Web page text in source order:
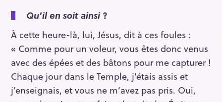
Qu’il en soit ainsi?
À cette heure-là, lui, Jésus, dit à ces foules :
« Comme pour un voleur, vous êtes donc venus
avec des épées et des bâtons pour me capturer !
Chaque jour dans le Temple, j’étais assis et
j’enseignais, et vous ne m’avez pas pris. Oui,